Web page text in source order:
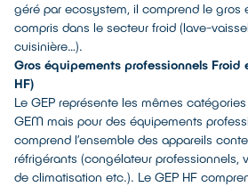
géré par ecosystem, il comprend le gros
compris dans le secteur froid (lave-
cuisinière…).
Gros équipements professionnels Froid
HF)
Le GEP représente les mêmes
GEM mais pour des équipements
comprend l’ensemble des appareils
réfrigérants (congélateur professionnels,
de climatisation etc.). Le GEP HF